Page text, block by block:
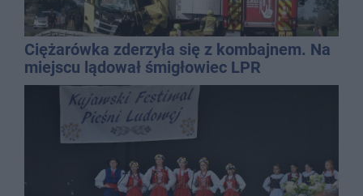
Ciężarówka zderzyła się z kombajnem. Na
miejscu lądował śmigłowiec LPR